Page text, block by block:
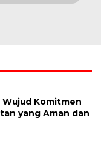
Wujud Komitmen
yang Aman dan